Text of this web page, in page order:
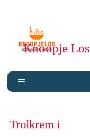
Knoopje Los
Trolkrem i